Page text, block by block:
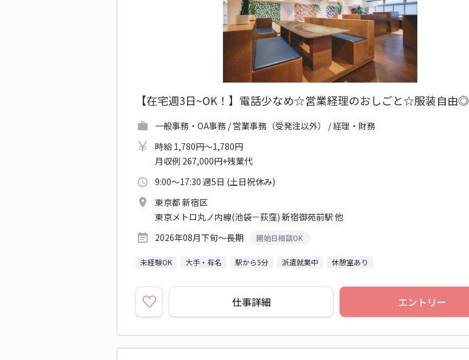
【在宅週3日~OK！】電話少なめ☆営業経理のおしごと☆服装自由◎
一般事務・OA事務 / 営業事務（受発注以外） / 経理・財務
時給 1,780円～1,780円
月収例 267,000円+残業代
9:00～17:30 週5日 (土日祝休み)
東京都 新宿区
東京メトロ丸ノ内線(池袋－荻窪) 新宿御苑前駅 他
2026年08月下旬～長期
開始日相談OK
未経験OK 大手・有名 駅から5分 派遣就業中 休憩室あり
仕事詳細 エントリー